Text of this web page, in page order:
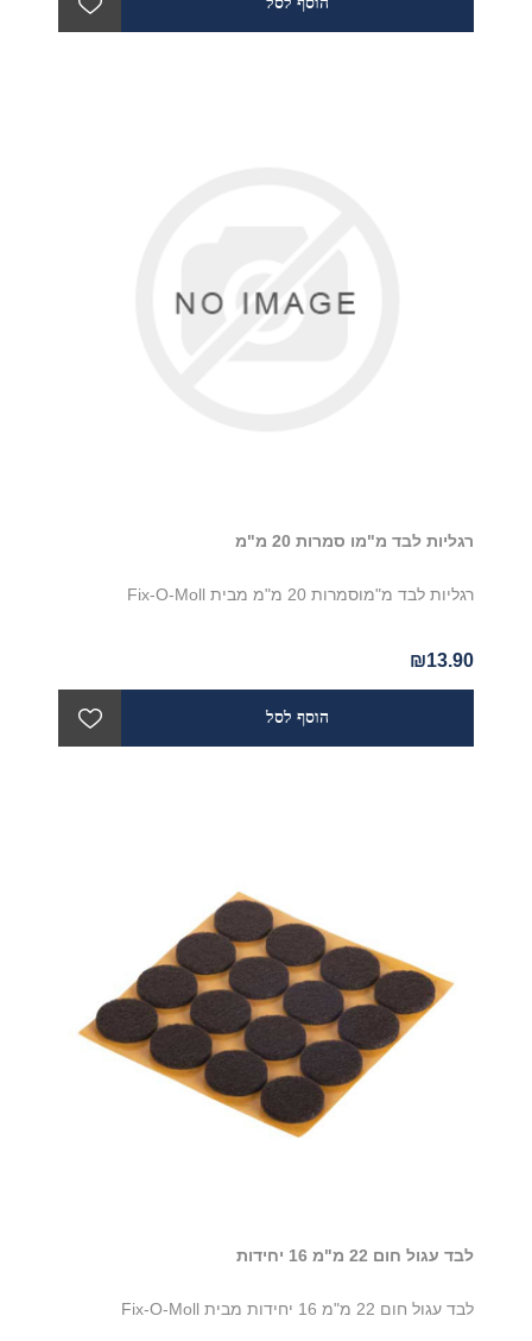
רגליות לבד מ"מו סמרות 20 מ"מ
רגליות לבד מ"מוסמרות 20 מ"מ מבית Fix-O-Moll
₪13.90
לבד עגול חום 22 מ"מ 16 יחידות
לבד עגול חום 22 מ"מ 16 יחידות מבית Fix-O-Moll